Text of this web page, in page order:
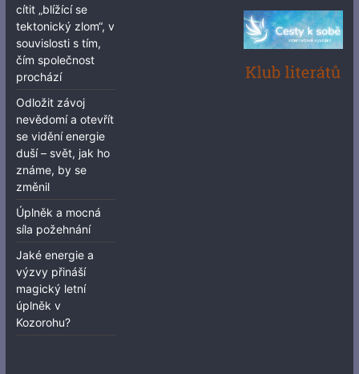
cítit „blížící se
tektonický zlom“, v
souvislosti s tím,
čím společnost
prochází
Odložit závoj
nevědomí a otevřít
se vidění energie
duší – svět, jak ho
známe, by se
změnil
Úplněk a mocná
síla požehnání
Jaké energie a
výzvy přináší
magický letní
úplněk v
Kozorohu?